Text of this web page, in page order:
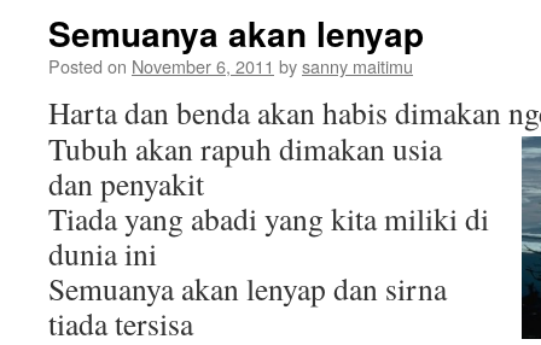
Semuanya akan lenyap
Posted on November 6, 2011 bysanny maitimu
Harta dan benda akan habis dimakan
Tubuh akan rapuh dimakan usia
dan penyakit
Tiada yang abadi yang kita miliki di
dunia ini
Semuanya akan lenyap dan sirna
tiada tersisa